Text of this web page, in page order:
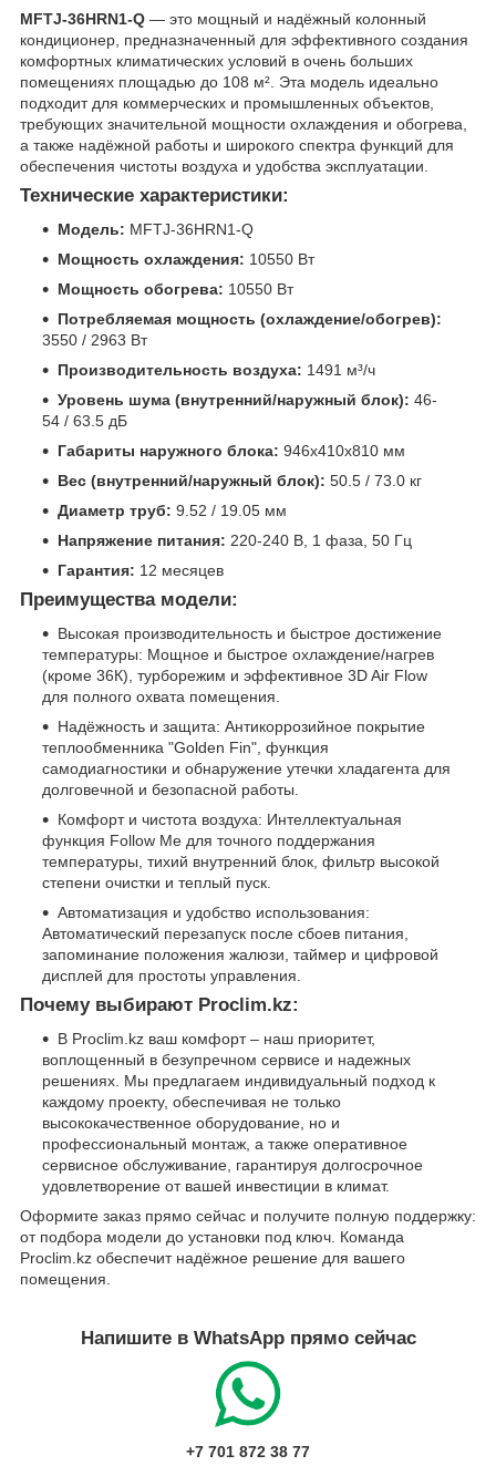
MFTJ-36HRN1-Q — это мощный и надёжный колонный
кондиционер, предназначенный для эффективного создания
комфортных климатических условий в очень больших
помещениях площадью до 108 м². Эта модель идеально
подходит для коммерческих и промышленных объектов,
требующих значительной мощности охлаждения и обогрева,
а также надёжной работы и широкого спектра функций для
обеспечения чистоты воздуха и удобства эксплуатации.
Технические характеристики:
Модель: MFTJ-36HRN1-Q
Мощность охлаждения: 10550 Вт
Мощность обогрева: 10550 Вт
Потребляемая мощность (охлаждение/обогрев):
3550 / 2963 Вт
Производительность воздуха: 1491 м³/ч
Уровень шума (внутренний/наружный блок): 46-
54 / 63.5 дБ
Габариты наружного блока: 946x410x810 мм
Вес (внутренний/наружный блок): 50.5 / 73.0 кг
Диаметр труб: 9.52 / 19.05 мм
Напряжение питания: 220-240 В, 1 фаза, 50 Гц
Гарантия: 12 месяцев
Преимущества модели:
Высокая производительность и быстрое достижение
температуры: Мощное и быстрое охлаждение/нагрев
(кроме 36К), турборежим и эффективное 3D Air Flow
для полного охвата помещения.
Надёжность и защита: Антикоррозийное покрытие
теплообменника "Golden Fin", функция
самодиагностики и обнаружение утечки хладагента для
долговечной и безопасной работы.
Комфорт и чистота воздуха: Интеллектуальная
функция Follow Me для точного поддержания
температуры, тихий внутренний блок, фильтр высокой
степени очистки и теплый пуск.
Автоматизация и удобство использования:
Автоматический перезапуск после сбоев питания,
запоминание положения жалюзи, таймер и цифровой
дисплей для простоты управления.
Почему выбирают Proclim.kz:
В Proclim.kz ваш комфорт – наш приоритет,
воплощенный в безупречном сервисе и надежных
решениях. Мы предлагаем индивидуальный подход к
каждому проекту, обеспечивая не только
высококачественное оборудование, но и
профессиональный монтаж, а также оперативное
сервисное обслуживание, гарантируя долгосрочное
удовлетворение от вашей инвестиции в климат.
Оформите заказ прямо сейчас и получите полную поддержку:
от подбора модели до установки под ключ. Команда
Proclim.kz обеспечит надёжное решение для вашего
помещения.
Напишите в WhatsApp прямо сейчас
+7 701 872 38 77